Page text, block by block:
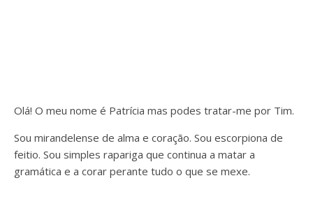
Olá! O meu nome é Patrícia mas podes tratar-me por Tim.
Sou mirandelense de alma e coração. Sou escorpiona de
feitio. Sou simples rapariga que continua a matar a
gramática e a corar perante tudo o que se mexe.